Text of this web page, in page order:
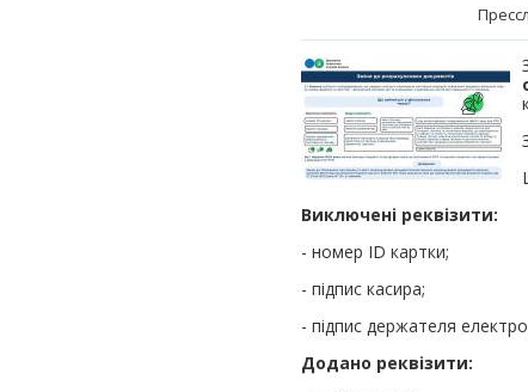
Виключені реквізити:
- номер ID картки;
- підпис касира;
- підпис держателя
Додано реквізити: